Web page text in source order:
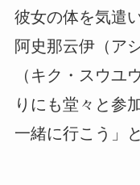
彼女の体を気遣
阿史那云伊（ア
（キク・スウユ
りにも堂々と参
一緒に行こう」